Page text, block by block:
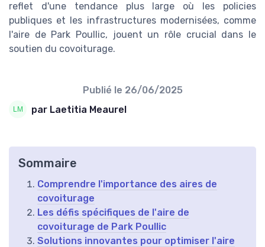
reflet d'une tendance plus large où les policies
publiques et les infrastructures modernisées, comme
l'aire de Park Poullic, jouent un rôle crucial dans le
soutien du covoiturage.
Publié le 26/06/2025
par Laetitia Meaurel
Sommaire
Comprendre l'importance des aires de
covoiturage
Les défis spécifiques de l'aire de
covoiturage de Park Poullic
Solutions innovantes pour optimiser l'aire